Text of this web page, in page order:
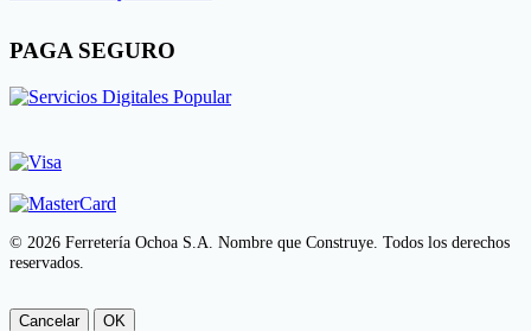
PAGA SEGURO
© 2026 Ferretería Ochoa S.A. Nombre que Construye. Todos los derechos
reservados.
Cancelar OK